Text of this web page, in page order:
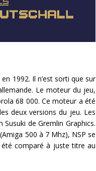
1992. Il n’est sorti que sur
Le moteur du jeu,
68 000. Ce moteur a été
deux versions du jeu. Les
de Gremlin Graphics.
500 à 7 Mhz), NSP se
été comparé à juste titre au